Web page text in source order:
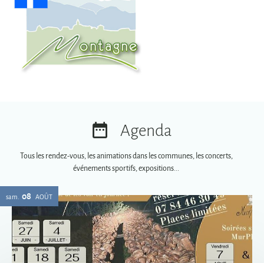
Agenda
Tous les rendez-vous, les animations dans les communes, les concerts,
Soirées spéciales MurPhy's